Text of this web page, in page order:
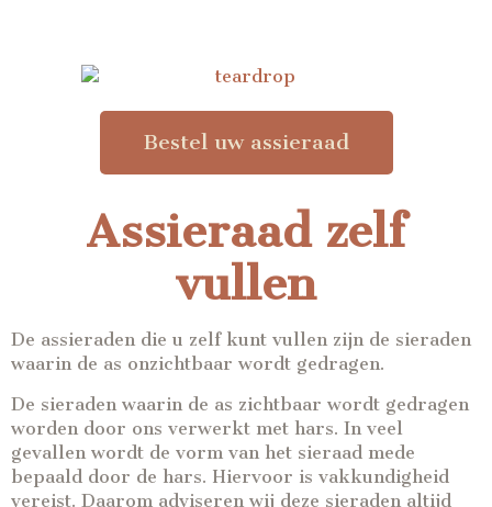
Bestel uw assieraad
Assieraad zelf
vullen
De assieraden die u zelf kunt vullen zijn de sieraden
waarin de as onzichtbaar wordt gedragen.
De sieraden waarin de as zichtbaar wordt gedragen
worden door ons verwerkt met hars. In veel
gevallen wordt de vorm van het sieraad mede
bepaald door de hars. Hiervoor is vakkundigheid
vereist. Daarom adviseren wij deze sieraden altijd